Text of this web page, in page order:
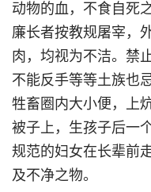
动物的血，不食自死
廉长者按教规屠宰，
肉，均视为不洁。禁
不能反手等等土族也
牲畜圈内大小便，上
被子上，生孩子后一
规范的妇女在长辈前
及不净之物。